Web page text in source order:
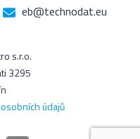
eb@technodat.eu
s.r.o.
3295
údajů